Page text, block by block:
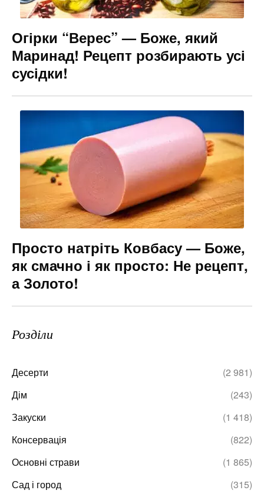
Огірки “Верес” — Боже, який
Маринад! Рецепт розбирають усі
сусідки!
Просто натріть Ковбасу — Боже,
як смачно і як просто: Не рецепт,
а Золото!
Розділи
Десерти
(2 981)
Дім
(243)
Закуски
(1 418)
Консервація
(822)
Основні страви
(1 865)
Сад і город
(315)